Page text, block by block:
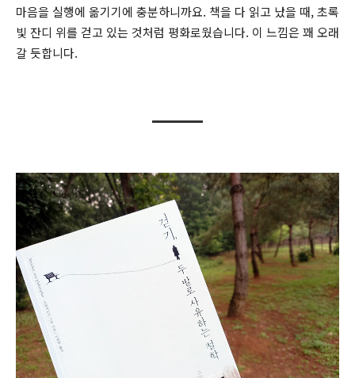
마음을 실행에 옮기기에 충분하니까요. 책을 다 읽고 났을 때, 초록
빛 잔디 위를 걷고 있는 것처럼 평화로웠습니다. 이 느낌은 꽤 오래
갈 듯합니다.